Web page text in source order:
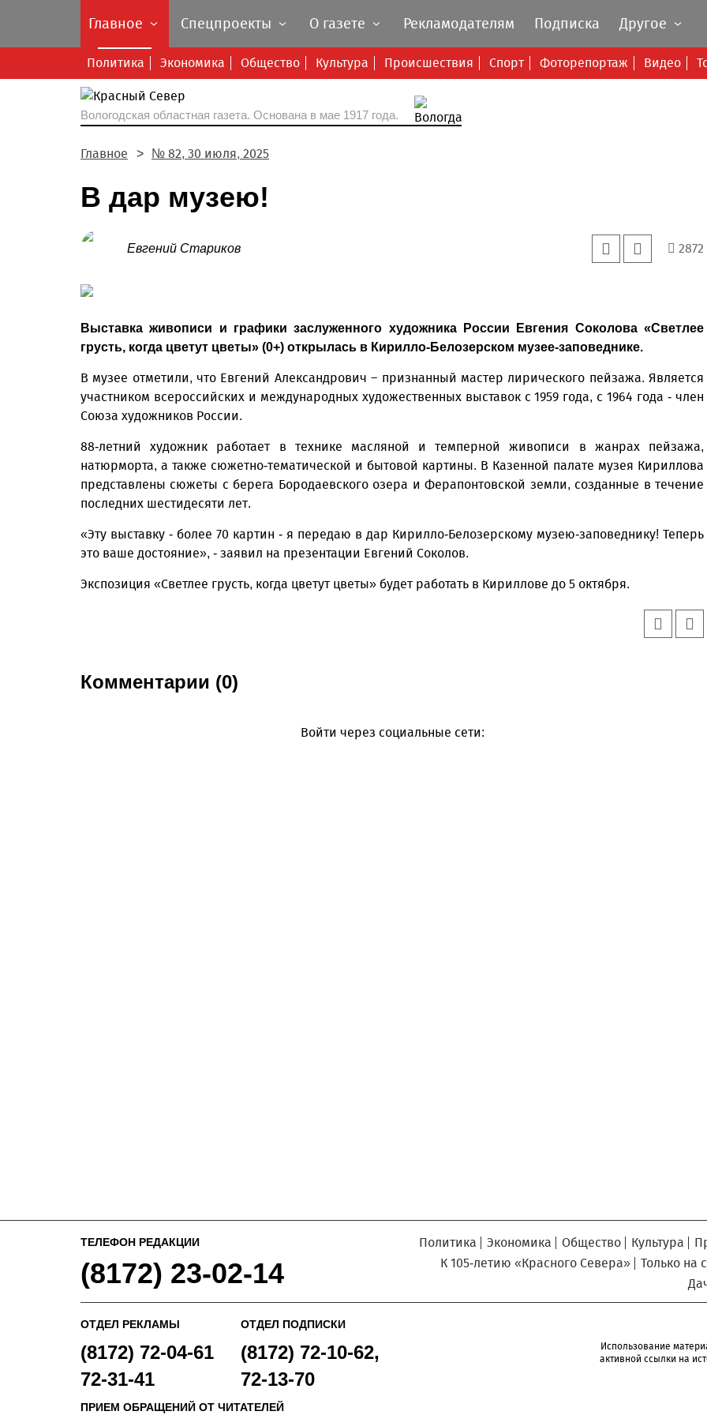
Главное
Политика Экономика Общество Культура Происшествия Спорт Фоторепортаж Видео
Спецпроекты О газете Рекламодателям Подписка Другое
Вологодская областная газета. Основана в мае 1917 года.
Главное № 82, 30 июля, 2025
В дар музею!
Евгений Стариков 2872
Выставка живописи и графики заслуженного художника России Евгения Соколова «Светлее
грусть, когда цветут цветы» (0+) открылась в Кирилло-Белозерском музее-заповеднике.
В музее отметили, что Евгений Александрович – признанный мастер лирического пейзажа. Является
участником всероссийских и международных художественных выставок с 1959 года, с 1964 года - член
Союза художников России.
88-летний художник работает в технике масляной и темперной живописи в жанрах пейзажа,
натюрморта, а также сюжетно-тематической и бытовой картины. В Казенной палате музея Кириллова
представлены сюжеты с берега Бородаевского озера и Ферапонтовской земли, созданные в течение
последних шестидесяти лет.
«Эту выставку - более 70 картин - я передаю в дар Кирилло-Белозерскому музею-заповеднику! Теперь
это ваше достояние», - заявил на презентации Евгений Соколов.
Экспозиция «Светлее грусть, когда цветут цветы» будет работать в Кириллове до 5 октября.
Комментарии (0)
Войти через социальные сети:
ТЕЛЕФОН РЕДАКЦИИ
(8172) 23-02-14
Политика Экономика Общество Культура
К 105-летию «Красного Севера»
Только на
ОТДЕЛ РЕКЛАМЫ
(8172) 72-04-61
72-31-41
ОТДЕЛ ПОДПИСКИ
(8172) 72-10-62,
72-13-70
ПРИЕМ ОБРАЩЕНИЙ ОТ ЧИТАТЕЛЕЙ
Использование
активной ссылки на